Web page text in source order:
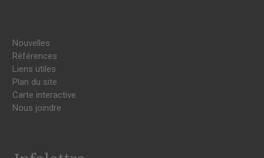
Nouvelles
Références
Liens utiles
Plan du site
Carte interactive
Nous joindre